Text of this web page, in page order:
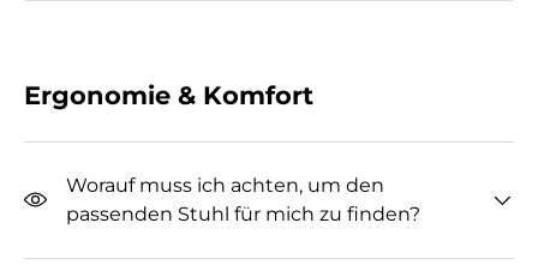
Ergonomie & Komfort
Worauf muss ich achten, um den
passenden Stuhl für mich zu finden?